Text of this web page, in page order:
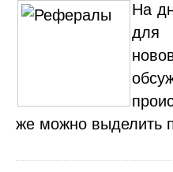
На
для
же можно выделить